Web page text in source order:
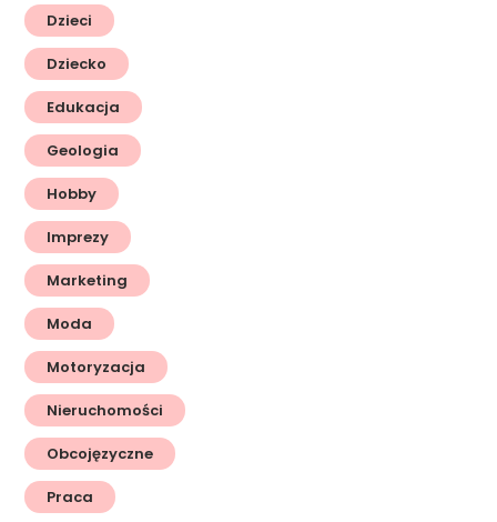
Dzieci
Dziecko
Edukacja
Geologia
Hobby
Imprezy
Marketing
Moda
Motoryzacja
Nieruchomości
Obcojęzyczne
Praca